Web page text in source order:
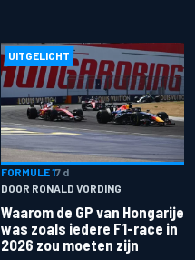
UITGELICHT
FORMULE 17 d
DOOR RONALD VORDING
Waarom de GP van Hongarije
was zoals iedere F1-race in
2026 zou moeten zijn